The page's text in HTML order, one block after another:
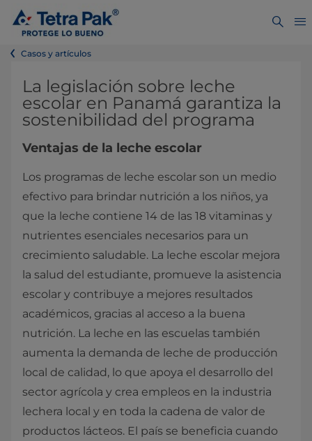
Casos y artículos
La legislación sobre leche
escolar en Panamá garantiza la
sostenibilidad del programa
Ventajas de la leche escolar
Los programas de leche escolar son un medio
efectivo para brindar nutrición a los niños, ya
que la leche contiene 14 de las 18 vitaminas y
nutrientes esenciales necesarios para un
crecimiento saludable. La leche escolar mejora
la salud del estudiante, promueve la asistencia
escolar y contribuye a mejores resultados
académicos, gracias al acceso a la buena
nutrición. La leche en las escuelas también
aumenta la demanda de leche de producción
local de calidad, lo que apoya el desarrollo del
sector agrícola y crea empleos en la industria
lechera local y en toda la cadena de valor de
productos lácteos. El país se beneficia cuando